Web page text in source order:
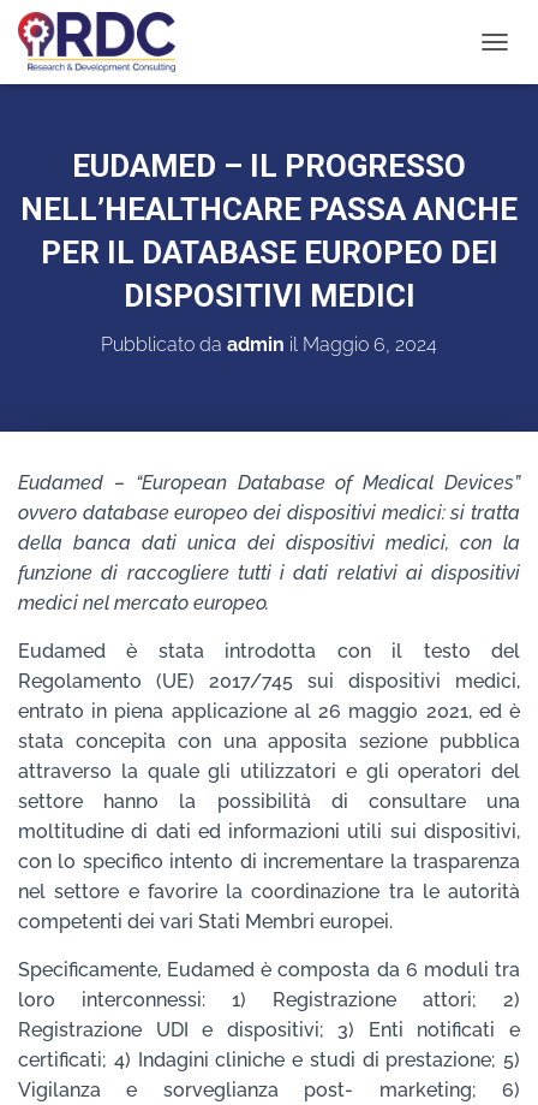
A
Z
I
O
N
EUDAMED – IL PROGRESSO
NELL’HEALTHCARE PASSA ANCHE
PER IL DATABASE EUROPEO DEI
DISPOSITIVI MEDICI
Pubblicato da admin il Maggio 6, 2024
Eudamed – “European Database of Medical Devices”
ovvero database europeo dei dispositivi medici: si tratta
della banca dati unica dei dispositivi medici, con la
funzione di raccogliere tutti i dati relativi ai dispositivi
medici nel mercato europeo.
Eudamed è stata introdotta con il testo del
Regolamento (UE) 2017/745 sui dispositivi medici,
entrato in piena applicazione al 26 maggio 2021, ed è
stata concepita con una apposita sezione pubblica
attraverso la quale gli utilizzatori e gli operatori del
settore hanno la possibilità di consultare una
moltitudine di dati ed informazioni utili sui dispositivi,
con lo specifico intento di incrementare la trasparenza
nel settore e favorire la coordinazione tra le autorità
competenti dei vari Stati Membri europei.
Specificamente, Eudamed è composta da 6 moduli tra
loro interconnessi: 1) Registrazione attori; 2)
Registrazione UDI e dispositivi; 3) Enti notificati e
certificati; 4) Indagini cliniche e studi di prestazione; 5)
Vigilanza e sorveglianza post- marketing; 6)